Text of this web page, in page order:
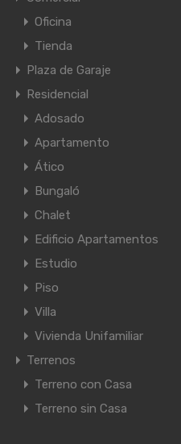
Oficina
Tienda
Plaza de Garaje
Residencial
Adosado
Apartamento
Ático
Bungaló
Chalet
Edificio Apartamentos
Estudio
Piso
Villa
Vivienda Unifamiliar
Terrenos
Terreno con Casa
Terreno sin Casa